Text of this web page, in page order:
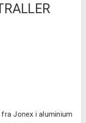
Jonex i aluminium